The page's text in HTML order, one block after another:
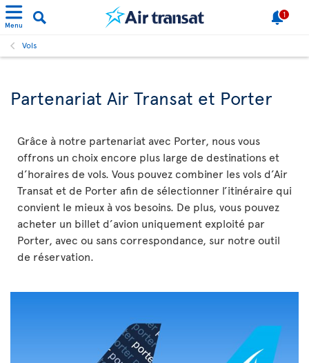
Menu
1
Vols
Partenariat Air Transat et Porter
Grâce à notre partenariat avec Porter, nous vous
offrons un choix encore plus large de destinations et
d’horaires de vols. Vous pouvez combiner les vols d’Air
Transat et de Porter afin de sélectionner l’itinéraire qui
convient le mieux à vos besoins. De plus, vous pouvez
acheter un billet d’avion uniquement exploité par
Porter, avec ou sans correspondance, sur notre outil
de réservation.